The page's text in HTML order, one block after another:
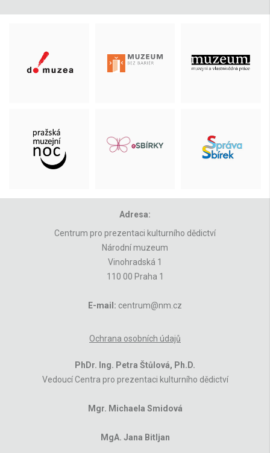
Adresa:
Centrum pro prezentaci kulturního dědictví
Národní muzeum
Vinohradská 1
110 00 Praha 1
E-mail: centrum@nm.cz
Ochrana osobních údajů
PhDr. Ing. Petra Štůlová, Ph.D.
Vedoucí Centra pro prezentaci kulturního dědictví
Mgr. Michaela Smidová
MgA. Jana Bitljan